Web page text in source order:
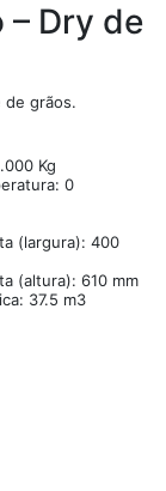
– Dry de
de grãos.
Kg
0
(largura): 400
(altura): 610 mm
37.5 m3